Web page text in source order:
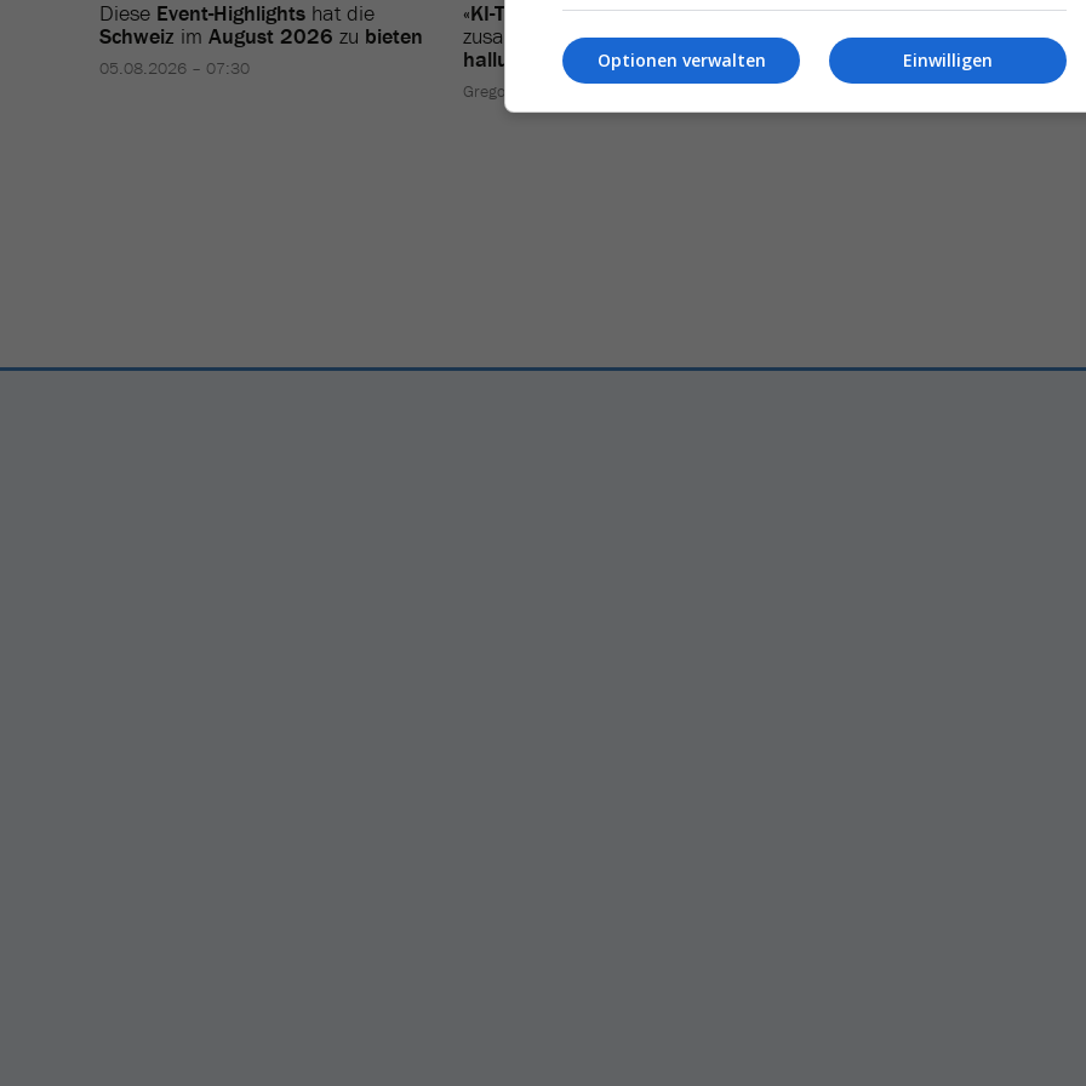
Diese Event-Highlights hat die
Schweiz im August 2026 zu bieten
05.08.2026 – 07:30
«KI-Tools würfeln oftDinge
zusammen, da wird einHaufen
halluziniert»
Gregor Waser 23.07.2026 – 10:51
ÄthiopienfordertDubaiund
heraus
Daniel Tschudy 16.05.2026 –
Einwilligen
Optionen verwalten